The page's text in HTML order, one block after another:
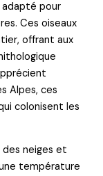
pour
Ces oiseaux
offrant aux
Alpes, ces
colonisent les
des neiges et
température